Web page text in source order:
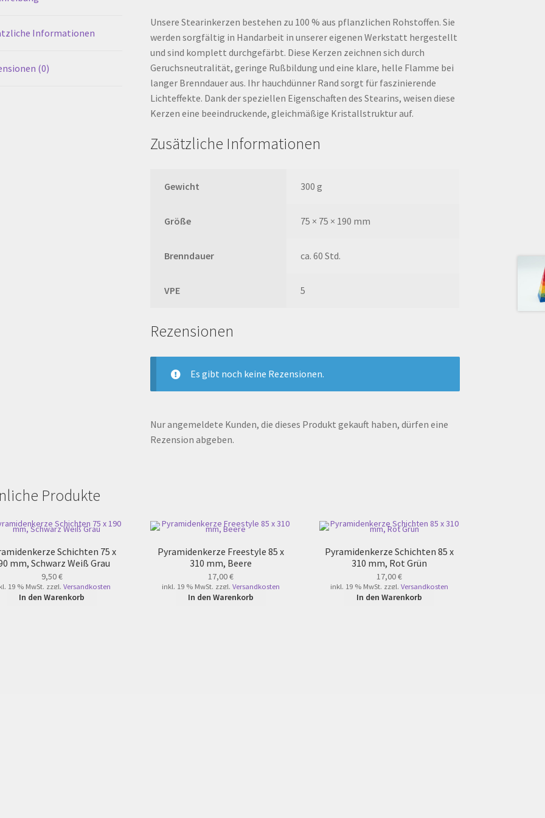
Informationen
(0)
Unsere Stearinkerzen bestehen zu 100 % aus pflanzlichen Rohstoffen. Sie
werden sorgfältig in Handarbeit in unserer eigenen Werkstatt hergestellt
und sind komplett durchgefärbt. Diese Kerzen zeichnen sich durch
Geruchsneutralität, geringe Rußbildung und eine klare, helle Flamme bei
langer Brenndauer aus. Ihr hauchdünner Rand sorgt für faszinierende
Lichteffekte. Dank der speziellen Eigenschaften des Stearins, weisen diese
Kerzen eine beeindruckende, gleichmäßige Kristallstruktur auf.
Zusätzliche Informationen
Gewicht 300 g
Größe 75 × 75 × 190 mm
Brenndauer ca. 60 Std.
VPE 5
Rezensionen
Es gibt noch keine Rezensionen.
Nur angemeldete Kunden, die dieses Produkt gekauft haben, dürfen eine
Rezension abgeben.
Produkte
Schichten 75 x
mm, Schwarz Weiß Grau
9,50€
19 % MwSt. zzgl.Versandkosten
In den Warenkorb
Pyramidenkerze Freestyle 85 x
310 mm, Beere
17,00€
inkl. 19 % MwSt. zzgl. Versandkosten
In den Warenkorb
Pyramidenkerze Schichten 85 x
310 mm, Rot Grün
17,00€
inkl. 19 % MwSt. zzgl.Versandkosten
In den Warenkorb